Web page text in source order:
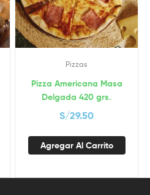
Pizzas
Pizza Americana Masa
Delgada 420 grs.
S/29.50
Agregar Al Carrito